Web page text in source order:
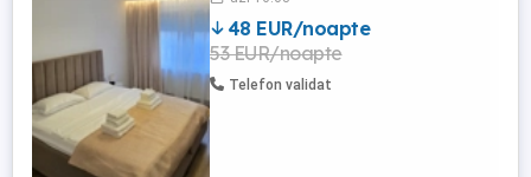
Pentru decont oferim e-Factura. Pretul
afisat este pentru minim 5 nopti de cazare.
48 EUR/noapte
53 EUR/noapte
Telefon validat